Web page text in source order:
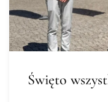
Święto